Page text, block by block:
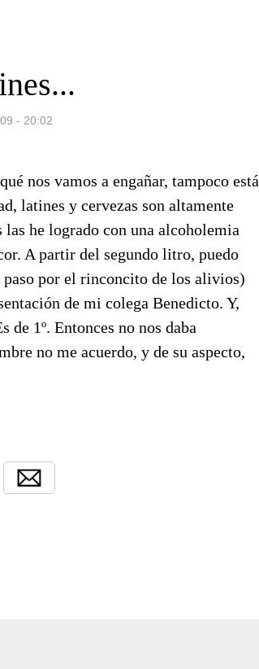
- 20:02
nos vamos a engañar, tampoco está
latines y cervezas son altamente
he logrado con una alcoholemia
A partir del segundo litro, puedo
por el rinconcito de los alivios)
de mi colega Benedicto. Y,
1º. Entonces no nos daba
no me acuerdo, y de su aspecto,